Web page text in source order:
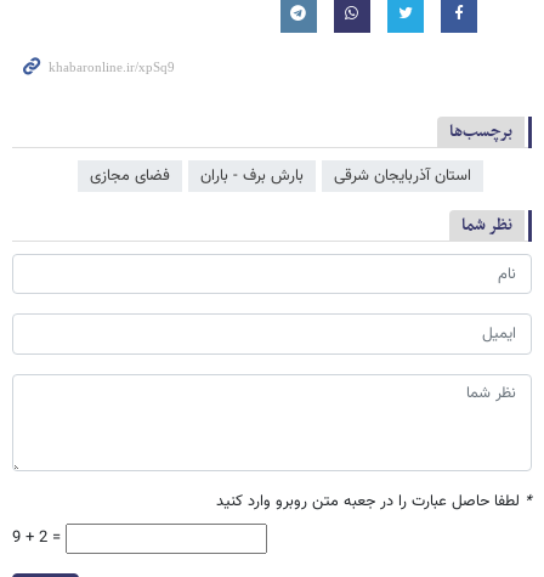
برچسب‌ها
استان آذربایجان شرقی بارش برف - باران فضای مجازی
نظر شما
* لطفا حاصل عبارت را در جعبه متن روبرو وارد کنید
9 + 2 =